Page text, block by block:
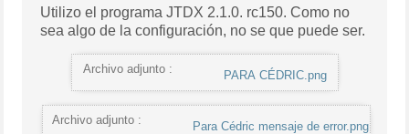
Utilizo el programa JTDX 2.1.0. rc150. Como no
sea algo de la configuración, no se que puede ser.
Archivo adjunto : PARA CÉDRIC.png
Archivo adjunto : Para Cédric mensaje de error.png